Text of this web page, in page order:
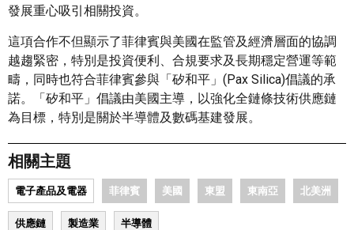
發展重心吸引相關投資。
這項合作不但顯示了菲律賓與美國在監管及經濟層面的協調
越趨緊密，特別是投資便利、合規要求及長期穩定營運等範
疇，同時也符合菲律賓參與「矽和平」(Pax Silica)倡議的承
諾。「矽和平」倡議由美國主導，以強化全鏈條技術供應鏈
為目標，特別是關於半導體及數碼基建發展。
相關主題
電子產品及電器 菲律賓 美國 東盟 東南亞 北美洲
供應鏈 製造業 半導體